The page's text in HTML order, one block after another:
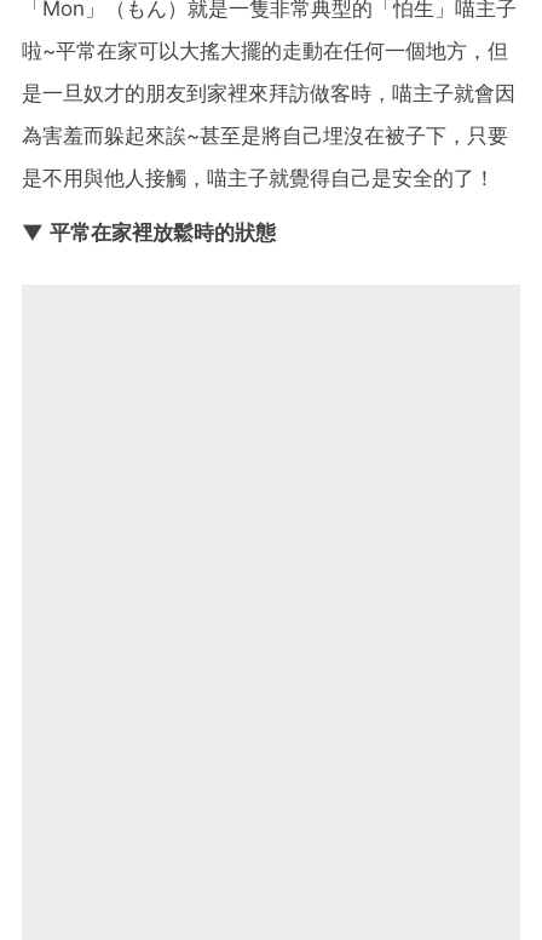
「Mon」（もん）就是一隻非常典型的「怕生」喵主子
啦~平常在家可以大搖大擺的走動在任何一個地方，但
是一旦奴才的朋友到家裡來拜訪做客時，喵主子就會因
為害羞而躲起來誒~甚至是將自己埋沒在被子下，只要
是不用與他人接觸，喵主子就覺得自己是安全的了！
▼ 平常在家裡放鬆時的狀態